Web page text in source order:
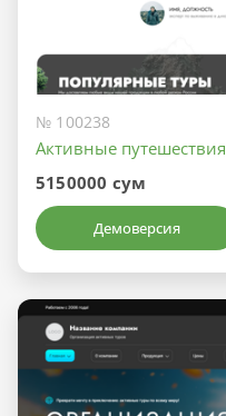
№ 100238
Активные путешествия
5150000 сум
Демоверсия